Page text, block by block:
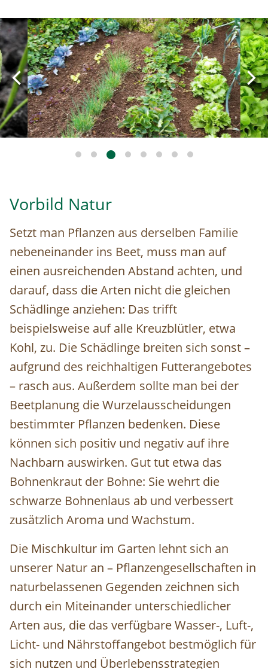
Image
Vorbild Natur
Setzt man Pflanzen aus derselben Familie
nebeneinander ins Beet, muss man auf
einen ausreichenden Abstand achten, und
darauf, dass die Arten nicht die gleichen
Schädlinge anziehen: Das trifft
beispielsweise auf alle Kreuzblütler, etwa
Kohl, zu. Die Schädlinge breiten sich sonst –
aufgrund des reichhaltigen Futterangebotes
– rasch aus. Außerdem sollte man bei der
Beetplanung die Wurzelausscheidungen
bestimmter Pflanzen bedenken. Diese
können sich positiv und negativ auf ihre
Nachbarn auswirken. Gut tut etwa das
Bohnenkraut der Bohne: Sie wehrt die
schwarze Bohnenlaus ab und verbessert
zusätzlich Aroma und Wachstum.
Die Mischkultur im Garten lehnt sich an
unserer Natur an – Pflanzengesellschaften in
naturbelassenen Gegenden zeichnen sich
durch ein Miteinander unterschiedlicher
Arten aus, die das verfügbare Wasser-, Luft-,
Licht- und Nährstoffangebot bestmöglich für
sich nutzen und Überlebensstrategien